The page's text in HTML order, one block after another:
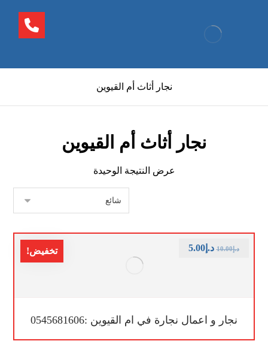
نجار أثاث أم القيوين
نجار أثاث أم القيوين
عرض النتيجة الوحيدة
تخفيض!
نجار و اعمال نجارة في ام القيوين :0545681606
د.إ10.00 د.إ5.00